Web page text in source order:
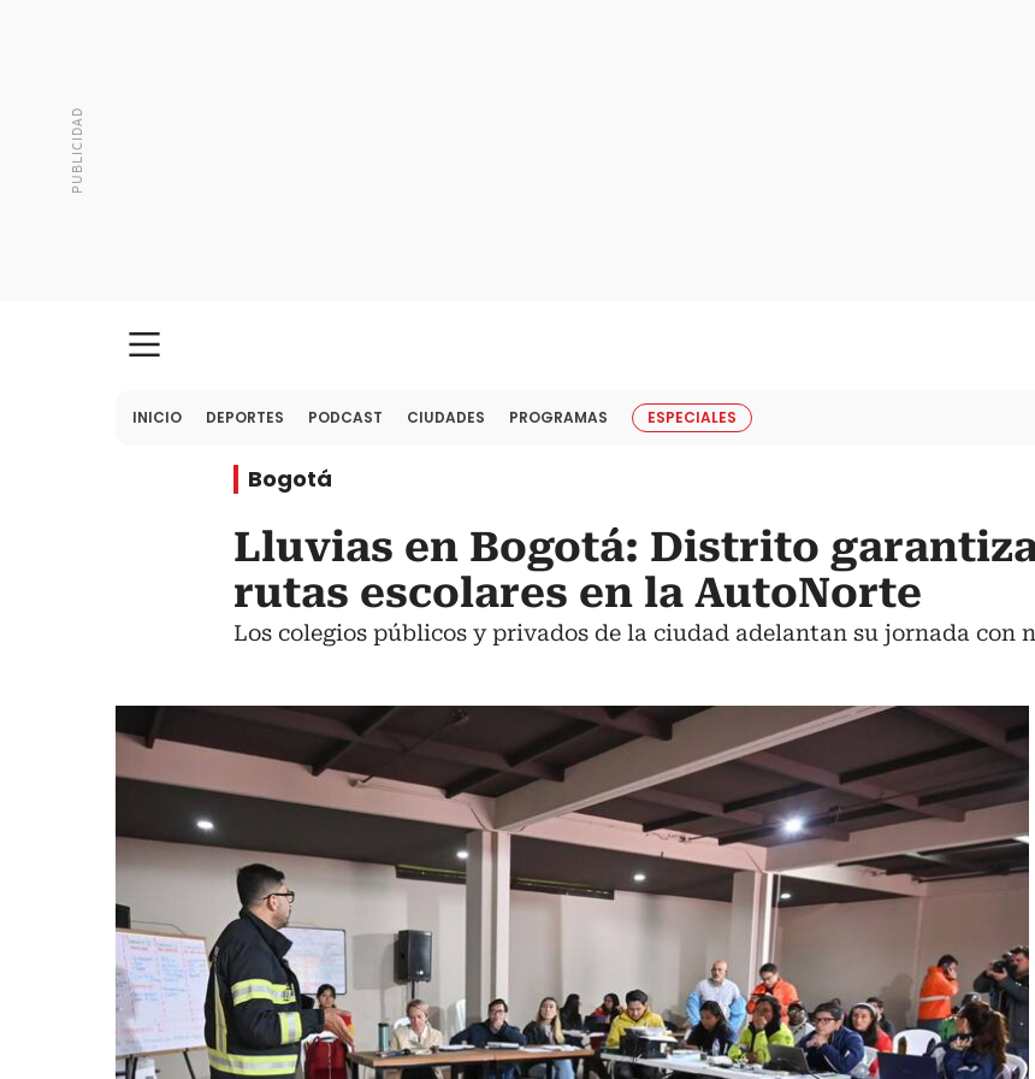
INICIO DEPORTES PODCAST CIUDADES PROGRAMAS ESPECIALES
Bogotá
Lluvias en Bogotá: Distrito
rutas escolares en la AutoNorte
Los colegios públicos y privados de la ciudad adelantan su jornada con